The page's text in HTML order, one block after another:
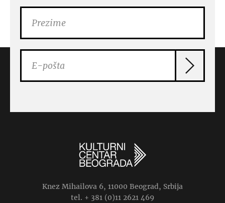
Knez Mihailova 6, 11000 Beograd, Srbija
tel. + 381 (0)11 2621 469